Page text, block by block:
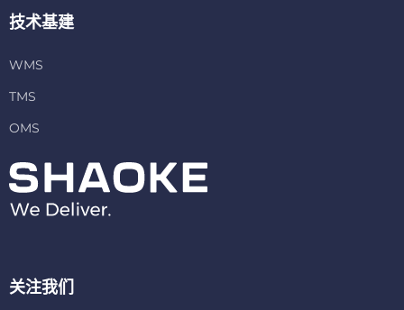
技术基建
WMS
TMS
OMS
关注我们